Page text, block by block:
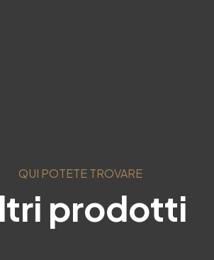
QUI POTETE TROVARE
prodotti